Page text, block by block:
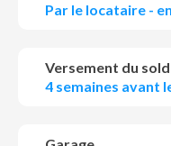
Par le locataire -
Versement du
4 semaines avant